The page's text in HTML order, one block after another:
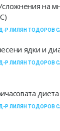
на
Р ЛИЛЯН ТОДОРОВ
ядки и
Р ЛИЛЯН ТОДОРОВ
диета
Р ЛИЛЯН ТОДОРОВ